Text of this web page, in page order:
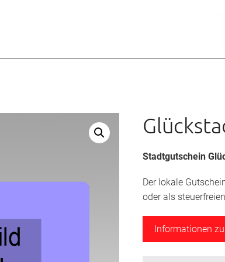
Stadtgutschein
Der lokale
oder als
Informationen